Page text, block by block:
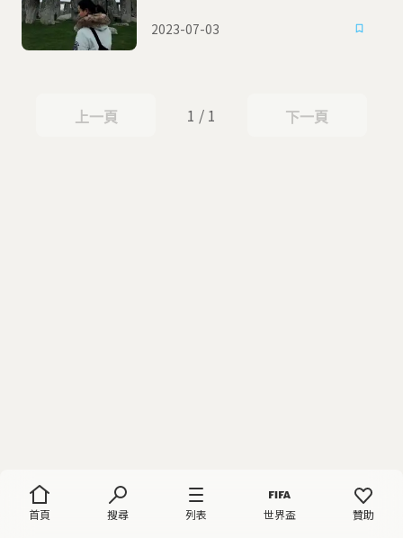
首頁 搜尋 列表 世界盃 贊助
2023-07-03
上一頁
上一頁 1 / 1 下一頁
下一頁